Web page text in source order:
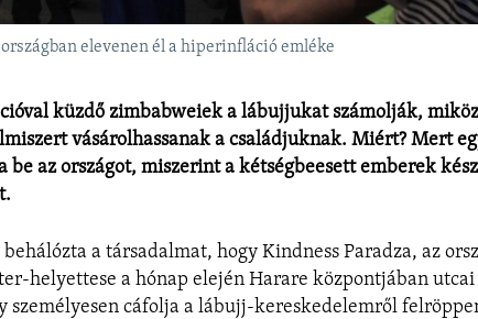
elevenen él a hiperinfláció emléke
küzdő zimbabweiek a lábujjukat számolják,
vásárolhassanak a családjuknak. Miért? Mert
az országot, miszerint a kétségbeesett emberek
a társadalmat, hogy Kindness Paradza, az
helyettese a hónap elején Harare központjában
személyesen cáfolja a lábujj-kereskedelemről